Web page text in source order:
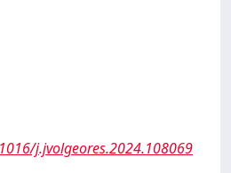
j.jvolgeores.2024.108069